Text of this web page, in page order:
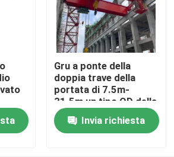
della trave
del contenitore
porto
del pneumatico
Gru a ponte della
doppia trave della
portata di 7.5m-
31.5m un tipo QD della
gru a ponte da 10
tonnellateInvia richiesta